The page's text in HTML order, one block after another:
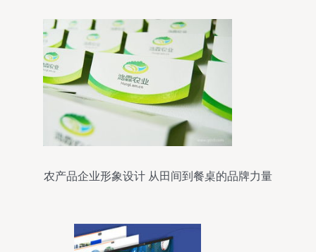
农产品企业形象设计 从田间到餐桌的品牌力量